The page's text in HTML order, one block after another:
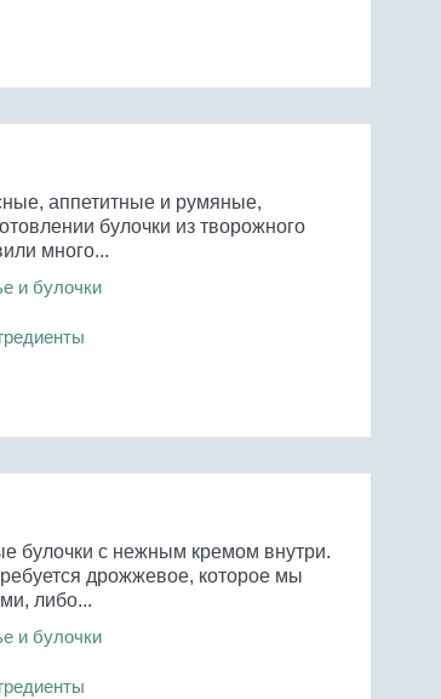
аппетитные и румяные,
булочки из творожного
много...
и булочки
булочки с нежным кремом внутри.
дрожжевое, которое мы
либо...
и булочки